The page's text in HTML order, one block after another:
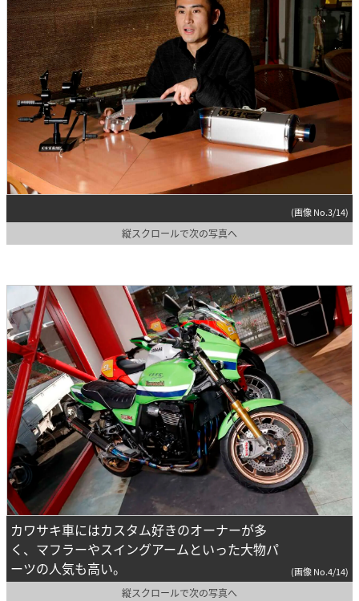
(画像 No.3/14)
縦スクロールで次の写真へ
カワサキ車にはカスタム好きのオーナーが多
く、マフラーやスイングアームといった大物パ
ーツの人気も高い。
(画像 No.4/14)
縦スクロールで次の写真へ